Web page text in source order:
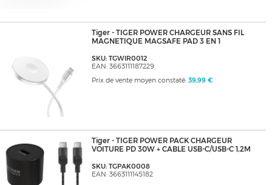
Tiger - TIGER POWER CHARGEUR SANS FIL
MAGNETIQUE MAGSAFE PAD 3 EN 1
SKU: TGWIR0012
EAN: 3663111187229
Prix de vente moyen constaté: 39,99 €
Tiger - TIGER POWER PACK CHARGEUR
VOITURE PD 30W + CABLE USB-C/USB-C 1,2M
SKU: TGPAK0008
EAN: 3663111145182